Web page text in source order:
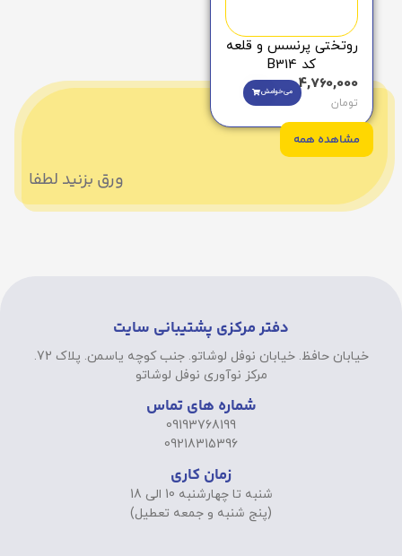
روتختی پرنسس و قلعه
کد B314
4,760,000
تومان
می‌خوامش
مشاهده همه
ورق بزنید لطفا
دفتر مرکزی پشتیبانی سایت
خیابان حافظ. خیابان نوفل لوشاتو. جنب کوچه یاسمن. پلاک 72.
مرکز نوآوری نوفل لوشاتو
شماره های تماس
09193768199
09218315396
زمان کاری
شنبه تا چهارشنبه 10 الی 18
(پنج شنبه و جمعه تعطیل)